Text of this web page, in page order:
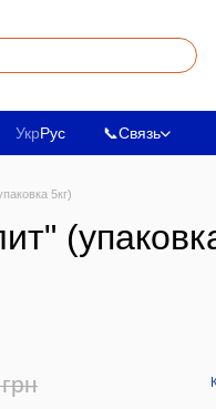
УкрРус 📞Связь
5кг)